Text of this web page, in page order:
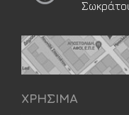
ΧΡΗΣΙΜΑ